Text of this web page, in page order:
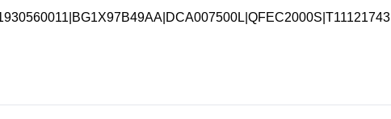
BG1X97B49AA DCA007500L QFEC2000S T11121743